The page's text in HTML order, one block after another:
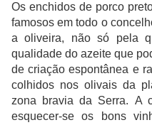
Os enchidos de porco
famosos em todo o
a oliveira, não só pela
qualidade do azeite que
de criação espontânea e
colhidos nos olivais da
zona bravia da Serra. A
esquecer-se os bons